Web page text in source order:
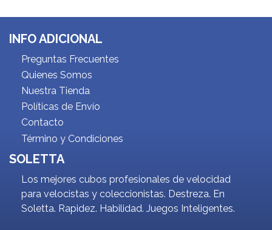
INFO ADICIONAL
Preguntas Frecuentes
Quienes Somos
Nuestra Tienda
Políticas de Envío
Contacto
Término y Condiciones
SOLETTA
Los mejores cubos profesionales de velocidad
para velocistas y coleccionistas. Destreza. En
Soletta. Rapidez. Habilidad. Juegos Inteligentes.